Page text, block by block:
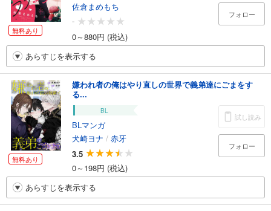
無料あり
佐倉まめもち
-
0～880円 (税込)
フォロー
あらすじを表示する
無料あり
嫌われ者の俺はやり直しの世界で義弟達にごまをす
る...
BL
BLマンガ
犬崎ヨナ / 赤牙
3.5
0～198円 (税込)
試し読み
フォロー
あらすじを表示する